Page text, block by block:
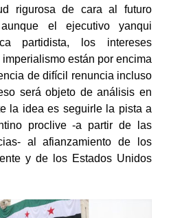
rigurosa de cara al futuro
el ejecutivo yanqui
partidista, los intereses
están por encima
de difícil renuncia incluso
será objeto de análisis en
la idea es seguirle la pista a
proclive -a partir de las
al afianzamiento de los
y de los Estados Unidos